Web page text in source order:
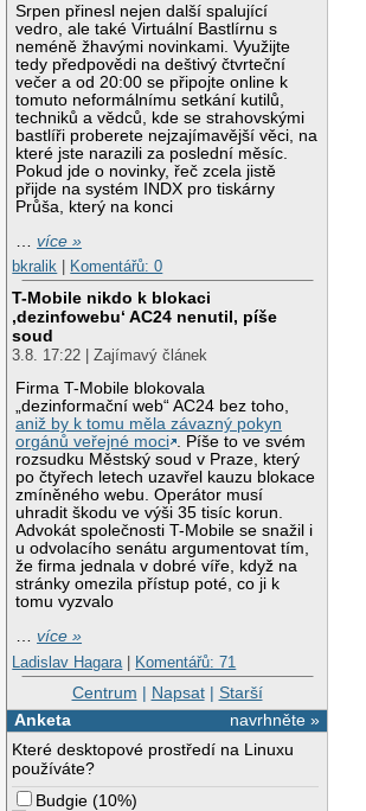
Srpen přinesl nejen další spalující
vedro, ale také Virtuální Bastlírnu s
neméně žhavými novinkami. Využijte
tedy předpovědi na deštivý čtvrteční
večer a od 20:00 se připojte online k
tomuto neformálnímu setkání kutilů,
techniků a vědců, kde se strahovskými
bastlíři proberete nejzajímavější věci, na
které jste narazili za poslední měsíc.
Pokud jde o novinky, řeč zcela jistě
přijde na systém INDX pro tiskárny
Průša, který na konci
…více »
bkralik
Komentářů: 0
T-Mobile nikdo k blokaci
‚dezinfowebu‘ AC24 nenutil, píše
soud
3.8. 17:22 | Zajímavý článek
Firma T-Mobile blokovala
„dezinformační web“ AC24 bez toho,
aniž by k tomu měla závazný pokyn
orgánů veřejné moci . Píše to ve svém
rozsudku Městský soud v Praze, který
po čtyřech letech uzavřel kauzu blokace
zmíněného webu. Operátor musí
uhradit škodu ve výši 35 tisíc korun.
Advokát společnosti T-Mobile se snažil i
u odvolacího senátu argumentovat tím,
že firma jednala v dobré víře, když na
stránky omezila přístup poté, co ji k
tomu vyzvalo
…více »
Ladislav Hagara | Komentářů: 71
Centrum | Napsat| Starší
navrhněte »
Anketa
Které desktopové prostředí na Linuxu
používáte?
Budgie (10%)